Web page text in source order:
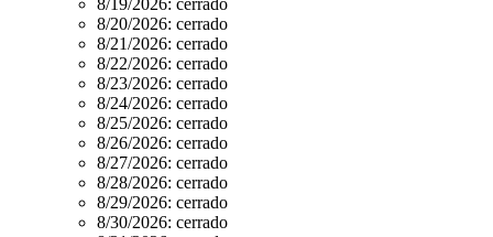
8/20/2026: cerrado
8/21/2026: cerrado
8/22/2026: cerrado
8/23/2026: cerrado
8/24/2026: cerrado
8/25/2026: cerrado
8/26/2026: cerrado
8/27/2026: cerrado
8/28/2026: cerrado
8/29/2026: cerrado
8/30/2026: cerrado